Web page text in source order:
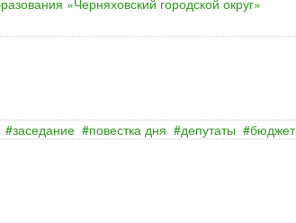
«Черняховский городской округ»
заседание повестка дня депутаты бюджет